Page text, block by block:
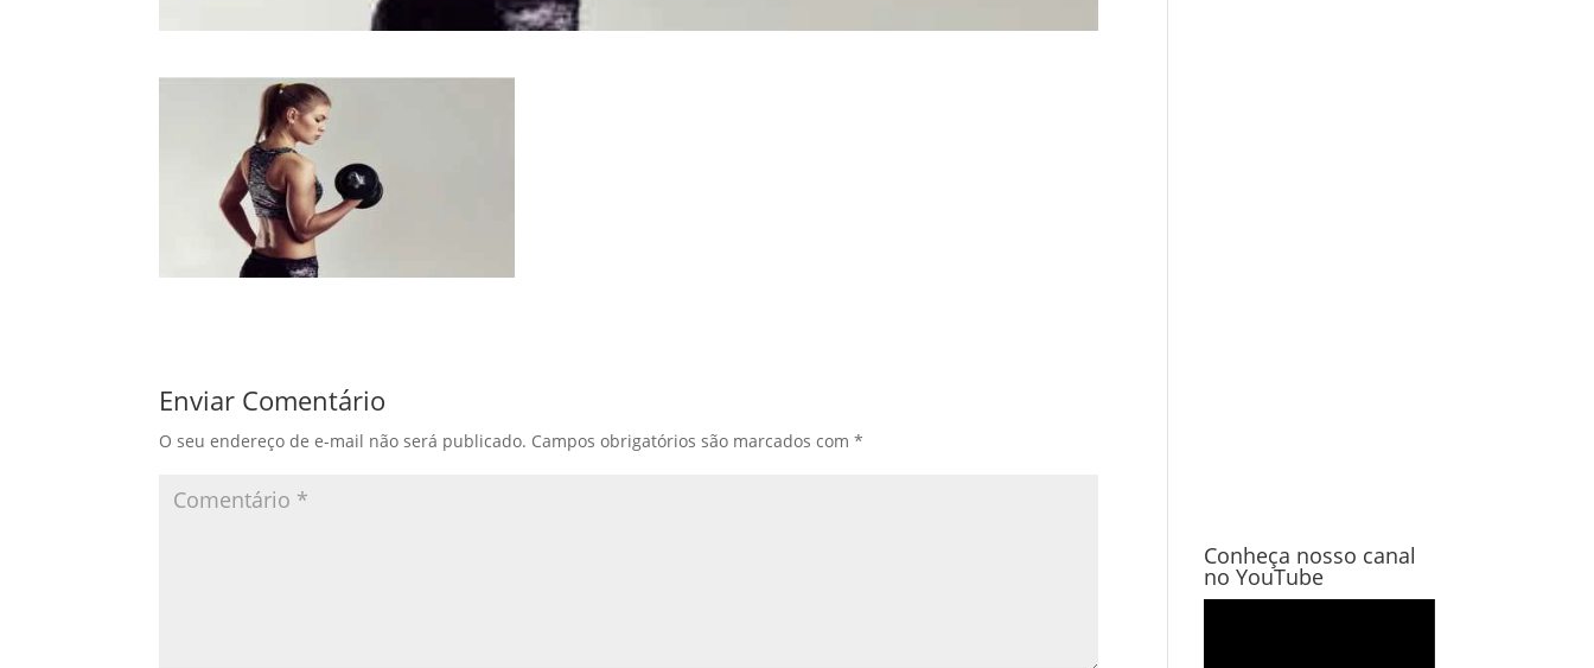
Enviar Comentário
O seu endereço de e-mail não será publicado. Campos obrigatórios são marcados com*
Conheça nosso canal
no YouTube